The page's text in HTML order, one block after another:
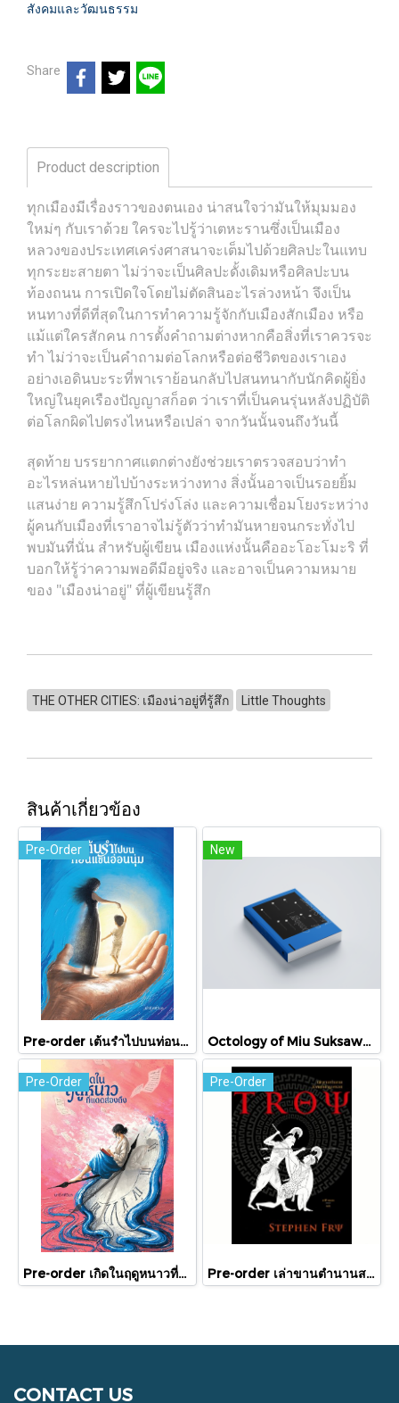
สังคมและวัฒนธรรม
Share
Product description
ทุกเมืองมีเรื่องราวของตนเอง น่าสนใจว่ามันให้มุมมอง
ใหม่ๆ กับเราด้วย ใครจะไปรู้ว่าเตหะรานซึ่งเป็นเมือง
หลวงของประเทศเคร่งศาสนาจะเต็มไปด้วยศิลปะในแทบ
ทุกระยะสายตา ไม่ว่าจะเป็นศิลปะดั้งเดิมหรือศิลปะบน
ท้องถนน การเปิดใจโดยไม่ตัดสินอะไรล่วงหน้า จึงเป็น
หนทางที่ดีที่สุดในการทำความรู้จักกับเมืองสักเมือง หรือ
แม้แต่ใครสักคน การตั้งคำถามต่างหากคือสิ่งที่เราควรจะ
ทำ ไม่ว่าจะเป็นคำถามต่อโลกหรือต่อชีวิตของเราเอง
อย่างเอดินบะระที่พาเราย้อนกลับไปสนทนากับนักคิดผู้ยิ่ง
ใหญ่ในยุคเรืองปัญญาสก็อต ว่าเราที่เป็นคนรุ่นหลังปฏิบัติ
ต่อโลกผิดไปตรงไหนหรือเปล่า จากวันนั้นจนถึงวันนี้
สุดท้าย บรรยากาศแตกต่างยังช่วยเราตรวจสอบว่าทำ
อะไรหล่นหายไปบ้างระหว่างทาง สิ่งนั้นอาจเป็นรอยยิ้ม
แสนง่าย ความรู้สึกโปร่งโล่ง และความเชื่อมโยงระหว่าง
ผู้คนกับเมืองที่เราอาจไม่รู้ตัวว่าทำมันหายจนกระทั่งไป
พบมันที่นั่น สำหรับผู้เขียน เมืองแห่งนั้นคืออะโอะโมะริ ที่
บอกให้รู้ว่าความพอดีมีอยู่จริง และอาจเป็นความหมาย
ของ "เมืองน่าอยู่" ที่ผู้เขียนรู้สึก
THE OTHER CITIES: เมืองน่าอยู่ที่รู้สึก Little Thoughts
สินค้าเกี่ยวข้อง
Pre-Order
Pre-order เต้นรำไปบนท่อนแขนอ่อนนุ่ม / นทธี ศศิวิมล / Pandora Press
New
Octology of Miu Suksawat / ภู่มณี ศิริพรไพบูลย์ / สำนักพิมพ์ตำหนัก
Pre-Order
Pre-order เกิดในฤดูหนาวที่แดดส่องถึง / นทธี ศศิวิมล / Pandora Press
Pre-Order
Pre-order เล่าขานตำนานสงครามกรุงทรอย Troy / Stephen Fry / อรสิริ พลเดช / สารคดี
CONTACT US